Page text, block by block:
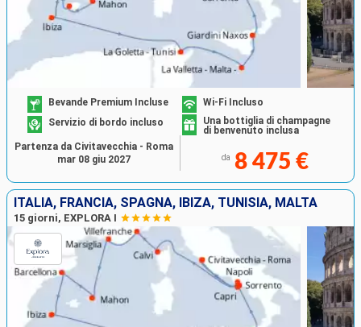
Bevande Premium Incluse
Wi-Fi Incluso
Servizio di bordo incluso
Una bottiglia di champagne
di benvenuto inclusa
da 8 475 €
Partenza da Civitavecchia - Roma
mar 08 giu 2027
ITALIA, FRANCIA, SPAGNA, IBIZA, TUNISIA, MALTA
15 giorni, EXPLORA I